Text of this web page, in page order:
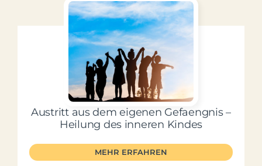
Austritt aus dem eigenen Gefaengnis –
Heilung des inneren Kindes
MEHR ERFAHREN